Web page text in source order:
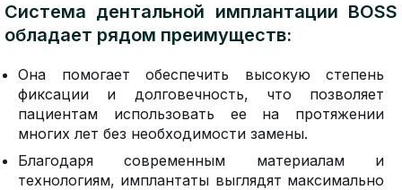
Система дентальной имплантации BOSS
обладает рядом преимуществ:
Она помогает обеспечить высокую степень
фиксации и долговечность, что позволяет
пациентам использовать ее на протяжении
многих лет без необходимости замены.
Благодаря современным материалам и
технологиям, имплантаты выглядят максимально